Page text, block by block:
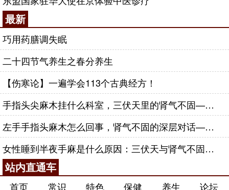
最新
巧用药膳调失眠
二十四节气养生之春分养生
【伤寒论】一遍学会113个古典经方！
手指头尖麻木挂什么科室，三伏天里的肾气不固——肾合jjn
左手手指头麻木怎么回事，肾气不固的深层对话——肾合jjn
女性睡到半夜手麻是什么原因：三伏天与肾气不固的深层对话
站内直通车
首页 常识 特色 保健 养生 论坛